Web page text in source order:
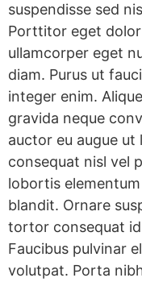
suspendisse sed
Porttitor eget
ullamcorper eget
diam. Purus ut
integer enim.
gravida neque
auctor eu augue ut
consequat nisl vel
lobortis
blandit. Ornare
tortor consequat
Faucibus pulvinar
volutpat. Porta